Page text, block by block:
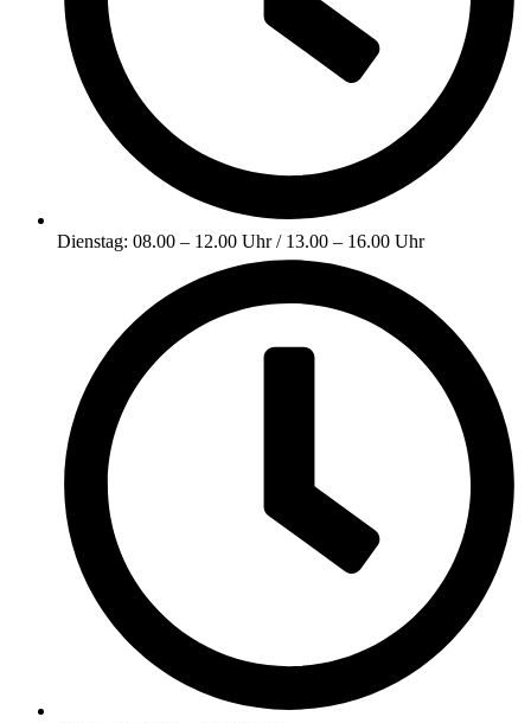
Dienstag: 08.00 – 12.00 Uhr / 13.00 – 16.00 Uhr